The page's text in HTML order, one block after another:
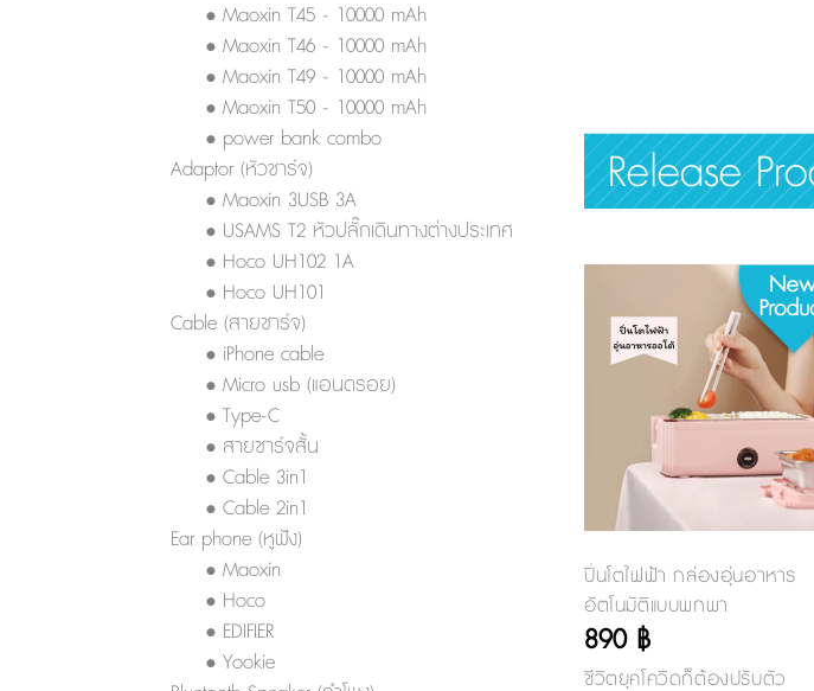
• Maoxin T45 - 10000 mAh
• Maoxin T46 - 10000 mAh
• Maoxin T49 - 10000 mAh
• Maoxin T50 - 10000 mAh
• power bank combo
Adaptor (หัวชาร์จ)
• Maoxin 3USB 3A
• USAMS T2 หัวปลั๊กเดินทางต่างประเทศ
• Hoco UH102 1A
• Hoco UH101
Cable (สายชาร์จ)
• iPhone cable
• Micro usb (แอนดรอย)
• Type-C
• สายชาร์จสั้น
• Cable 3in1
• Cable 2in1
Ear phone (หูฟัง)
• Maoxin
• Hoco
• EDIFIER
• Yookie
Release
ปิ่นโตไฟฟ้า กล่องอุ่นอาหาร
อัตโนมัติแบบพกพา
890 ฿
ชีวิตยุคโควิดก็ต้องปรับตัว